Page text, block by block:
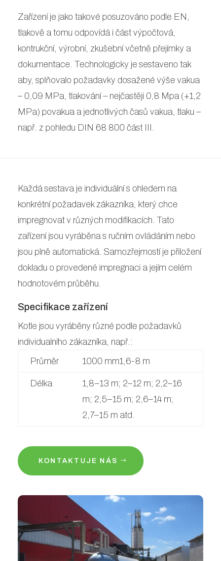
Zařízení je jako takové posuzováno podle EN,
tlakově a tomu odpovídá i část výpočtová,
kontrukční, výrobní, zkušební včetně přejímky a
dokumentace. Technologicky je sestaveno tak
aby, splňovalo požadavky dosažené výše vakua
– 0,09 MPa, tlakování – nejčastěji 0,8 Mpa (+1,2
MPa) povakua a jednotlivých časů vakua, tlaku –
např. z pohledu DIN 68 800 část III.
Každá sestava je individuální s ohledem na
konkrétní požadavek zákazníka, který chce
impregnovat v různých modifikacích. Tato
zařízení jsou vyráběna s ručním ovládáním nebo
jsou plně automatická. Samozřejmostí je přiložení
dokladu o provedené impregnaci a jejím celém
hodnotovém průběhu.
Specifikace zařízení
Kotle jsou vyráběny různé podle požadavků
individualního zákazníka, např.:
Průměr
1000 mm1,6-8 m
Délka
1,8–13 m; 2–12 m; 2,2–16
m; 2,5–15 m; 2,6–14 m;
2,7–15 m atd.
KONTAKTUJE NÁS